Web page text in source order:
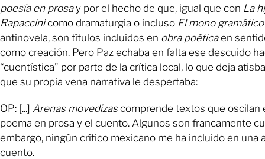
poesía en prosay por el hecho de que, igual que con La
Rapaccinicomo dramaturgia o incluso El mono gramático
antinovela, son títulos incluidos en obra poéticaen
como creación. Pero Paz echaba en falta ese descuido
“cuentística” por parte de la crítica local, lo que deja
que su propia vena narrativa le despertaba:
OP: [...] Arenas movedizascomprende textos que oscilan
poema en prosa y el cuento. Algunos son francamente
embargo, ningún crítico mexicano me ha incluido en una
cuento.